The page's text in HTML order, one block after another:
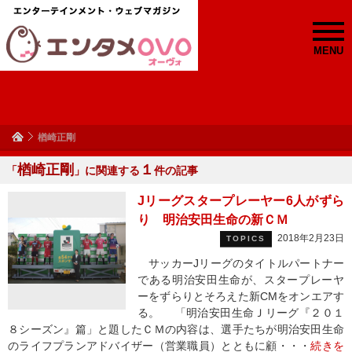
MENU
楢崎正剛
「楢崎正剛 」に関連する １ 件の記事
Jリーグスタープレーヤー6人がずら
り 明治安田生命の新ＣＭ
TOPICS 2018年2月23日
サッカーJリーグのタイトルパートナー
である明治安田生命が、スタープレーヤ
ーをずらりとそろえた新CMをオンエアす
る。 「明治安田生命Ｊリーグ『２０１
８シーズン』篇」と題したＣＭの内容は、選手たちが明治安田生命
のライフプランアドバイザー（営業職員）とともに顧・・・続きを